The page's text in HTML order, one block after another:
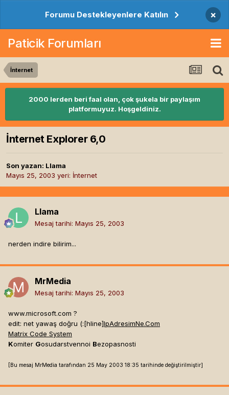
Forumu Destekleyenlere Katılın ×
Paticik Forumları
İnternet
2000 lerden beri faal olan, çok şukela bir paylaşım
platformuyuz. Hoşgeldiniz.
İnternet Explorer 6,0
Son yazan: Llama
Mayıs 25, 2003 yeri: İnternet
Llama
Mesaj tarihi: Mayıs 25, 2003
nerden indire bilirim...
MrMedia
Mesaj tarihi: Mayıs 25, 2003
www.microsoft.com ?
edit: net yawaş doğru (:[hline]IpAdresimNe.Com
Matrix Code System
Komiter Gosudarstvennoi Bezopasnosti
[Bu mesaj MrMedia tarafından 25 May 2003 18:35 tarihinde değiştirilmiştir]